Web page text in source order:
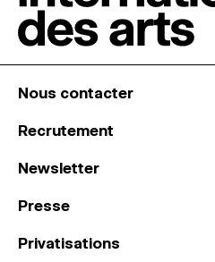
Nous contacter
Recrutement
Newsletter
Presse
Privatisations